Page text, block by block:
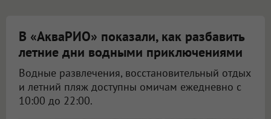
В «АкваРИО» показали, как разбавить
летние дни водными приключениями
Водные развлечения, восстановительный отдых
и летний пляж доступны омичам ежедневно с
10:00 до 22:00.